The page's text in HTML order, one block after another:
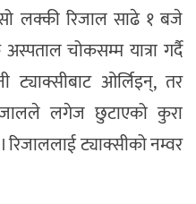
लक्की रिजाल साढे १ बजे
चोकसम्म यात्रा गर्दै
ट्याक्सीबाट ओर्लिइन्, तर
लगेज छुटाएको कुरा
ट्याक्सीको नम्वर